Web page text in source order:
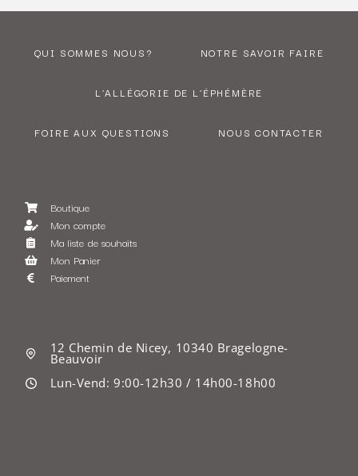
QUI SOMMES NOUS? NOTRE SAVOIR FAIRE
L’ALLÉGORIE DE L’ÉPHÉMÈRE
FOIRE AUX QUESTIONS NOUS CONTACTER
Boutique
Mon compte
Ma liste de souhaits
Mon Panier
Paiement
12 Chemin de Nicey, 10340 Bragelogne-
Beauvoir
Lun-Vend: 9:00-12h30 / 14h00-18h00